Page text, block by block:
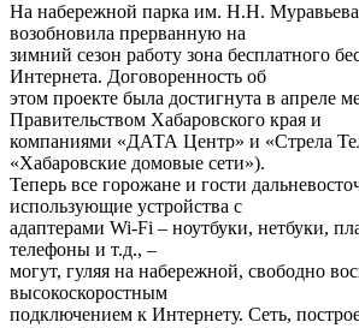
На набережной парка им. Н.Н.
возобновила прерванную на
зимний сезон работу зона бесплатного
Интернета. Договоренность об
этом проекте была достигнута в апреле
Правительством Хабаровского края и
компаниями «ДАТА Центр» и «Стрела
«Хабаровские домовые сети»).
Теперь все горожане и гости
использующие устройства с
адаптерами Wi-Fi – ноутбуки, нетбуки,
телефоны и т.д., –
могут, гуляя на набережной, свободно
высокоскоростным
подключением к Интернету. Сеть,